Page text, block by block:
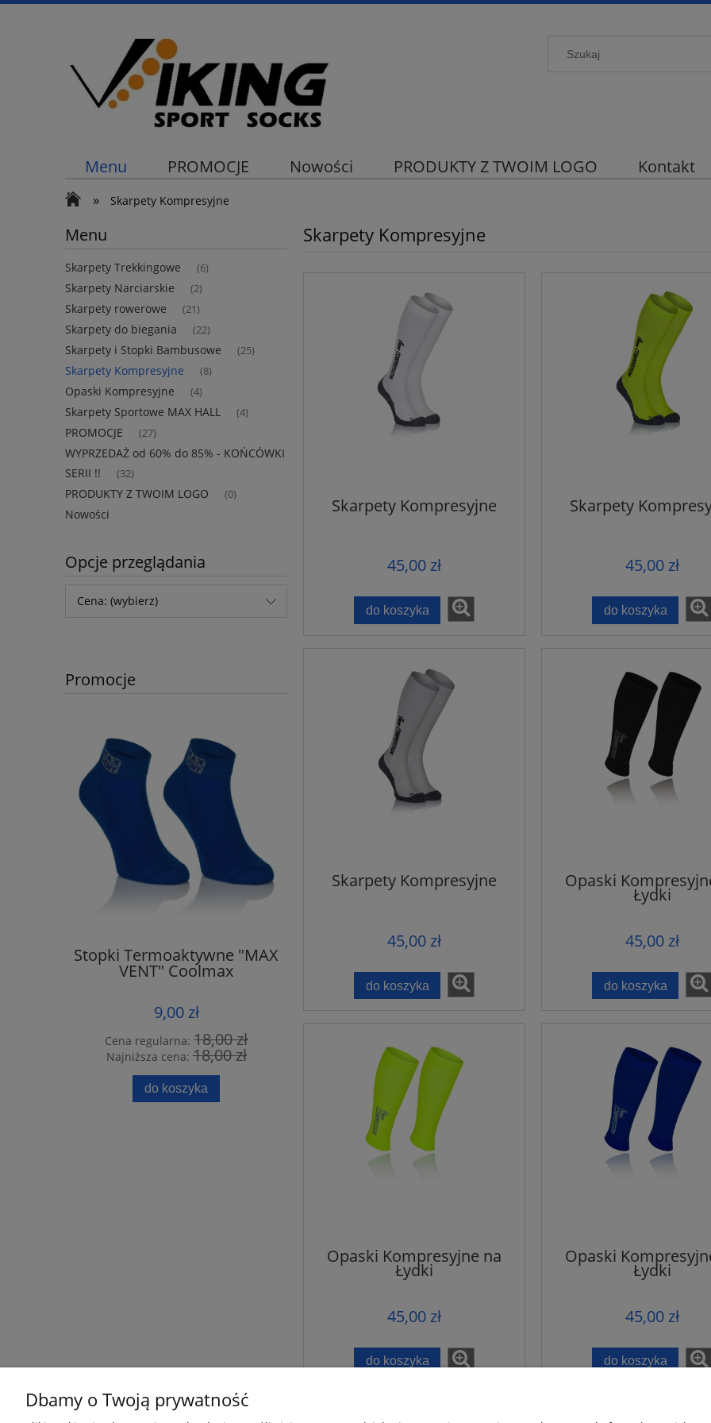
Menu PROMOCJE Nowości PRODUKTY Z TWOIM LOGO Kontakt
» Skarpety Kompresyjne
Menu
Skarpety Trekkingowe (6)
Skarpety Narciarskie (2)
Skarpety rowerowe (21)
Skarpety do biegania (22)
Skarpety i Stopki Bambusowe (25)
Skarpety Kompresyjne (8)
Opaski Kompresyjne (4)
Skarpety Sportowe MAX HALL (4)
PROMOCJE (27)
WYPRZEDAŻ od 60% do 85% - KOŃCÓWKI
SERII !!
(32)
PRODUKTY Z TWOIM LOGO (0)
Nowości
Opcje przeglądania
Cena: (wybierz)
Promocje
Stopki Termoaktywne "MAX
VENT" Coolmax
9,00 zł
Cena regularna: 18,00 zł
Najniższa cena:18,00 zł
do koszyka
Skarpety BAMBUSOWE "L"
Najniższa cena: 9,00 zł
do koszyka
Stopki BAMBUSOWE "M"
Najniższa cena: 7,00 zł
do koszyka
Skarpety Kompresyjne
Skarpety Kompresyjne
45,00 zł
do koszyka
Skarpety
45,00 zł
do koszyka
Skarpety Kompresyjne
45,00 zł
do koszyka
Opaski
Łydki
45,00 zł
do koszyka
Opaski Kompresyjne na
Łydki
45,00 zł
do koszyka
Opaski
Łydki
45,00 zł
do koszyka
Dbamy o Twoją prywatność